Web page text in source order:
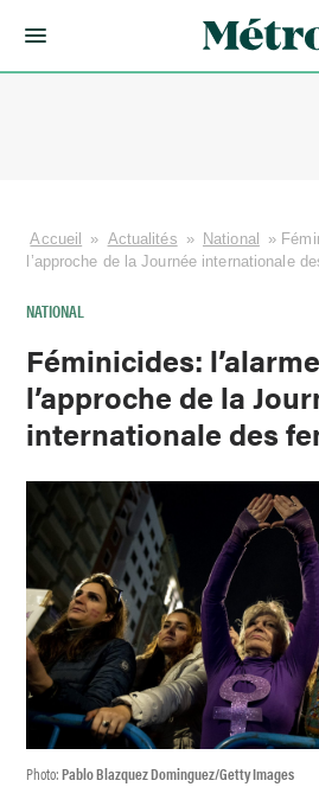
Accueil » Actualités » National »
l’approche de la Journée internationale
NATIONAL
Féminicides:
l’approche de la
internationale des
Photo:Pablo Blazquez Dominguez/Getty Images